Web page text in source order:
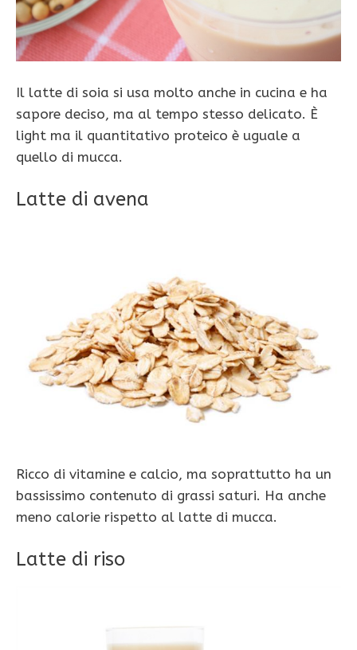
Il latte di soia si usa molto anche in cucina e ha
sapore deciso, ma al tempo stesso delicato. È
light ma il quantitativo proteico è uguale a
quello di mucca.
Latte di avena
Ricco di vitamine e calcio, ma soprattutto ha un
bassissimo contenuto di grassi saturi. Ha anche
meno calorie rispetto al latte di mucca.
Latte di riso